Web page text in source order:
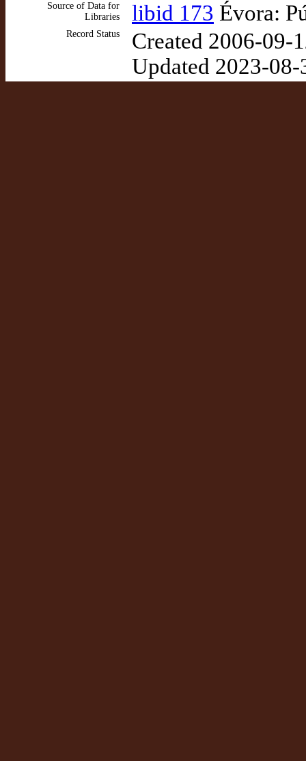
Source of Data for
Libraries
libid 173 Évora:
Record Status
Created 2006-09-
Updated 2023-08-